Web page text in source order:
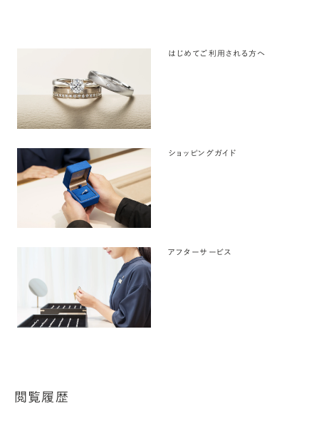
はじめてご利用される方へ
ショッピングガイド
アフターサービス
閲覧履歴